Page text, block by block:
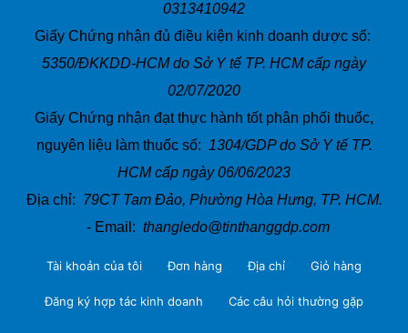
0313410942
Giấy Chứng nhận đủ điều kiện kinh doanh dược số:
5350/ĐKKDD-HCM do Sở Y tế TP. HCM cấp ngày
02/07/2020
Giấy Chứng nhận đạt thực hành tốt phân phối thuốc,
nguyên liệu làm thuốc số: 1304/GDP do Sở Y tế TP.
HCM cấp ngày 06/06/2023
Địa chỉ: 79CT Tam Đảo, Phường Hòa Hưng, TP. HCM.
- Email: thangledo@tinthanggdp.com
Tài khoản của tôi Đơn hàng Địa chỉ Giỏ hàng
Đăng ký hợp tác kinh doanh Các câu hỏi thường gặp